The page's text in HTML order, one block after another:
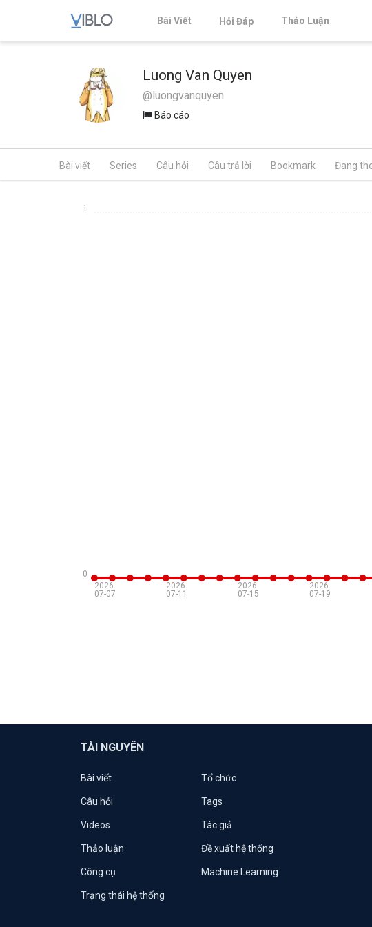
Bài Viết Hỏi Đáp Thảo Luận
Luong Van Quyen
@luongvanquyen
Báo cáo
Bài viết Series Câu hỏi Câu trả lời Bookmark Đang
2026-
07-07
2026-
07-11
2026-
07-15
2026-
07-19
0
1
TÀI NGUYÊN
Bài viết Tổ chức
Câu hỏi Tags
Videos Tác giả
Thảo luận Đề xuất hệ thống
Công cụ Machine Learning
Trạng thái hệ thống